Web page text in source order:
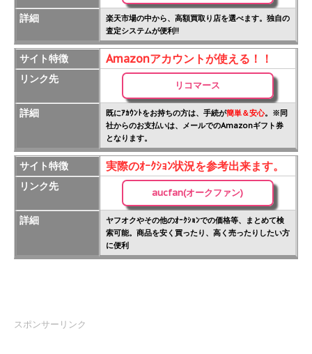
詳細
楽天市場の中から、高額買取り店を選べます。独自の
査定システムが便利!!
サイト特徴 Amazonアカウントが使える！！
リンク先
リコマース
詳細 既にｱｶｳﾝﾄをお持ちの方は、手続が簡単＆安心。※同
社からのお支払いは、メールでのAmazonギフト券
となります。
サイト特徴 実際のｵｰｸｼｮﾝ状況を参考出来ます。
リンク先
aucfan(オークファン)
詳細
ヤフオクやその他のｵｰｸｼｮﾝでの価格等、まとめて検
索可能。商品を安く買ったり、高く売ったりしたい方
に便利
スポンサーリンク